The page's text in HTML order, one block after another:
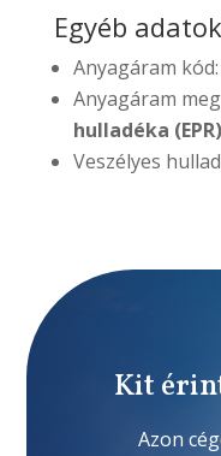
Egyéb
Anyagáram kód:
Anyagáram
hulladéka (EPR)
Veszélyes
Kit
Azon